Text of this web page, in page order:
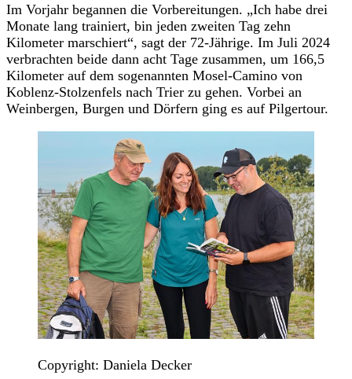
Im Vorjahr begannen die Vorbereitungen. „Ich habe drei
Monate lang trainiert, bin jeden zweiten Tag zehn
Kilometer marschiert“, sagt der 72-Jährige. Im Juli 2024
verbrachten beide dann acht Tage zusammen, um 166,5
Kilometer auf dem sogenannten Mosel-Camino von
Koblenz-Stolzenfels nach Trier zu gehen. Vorbei an
Weinbergen, Burgen und Dörfern ging es auf Pilgertour.
Copyright: Daniela Decker